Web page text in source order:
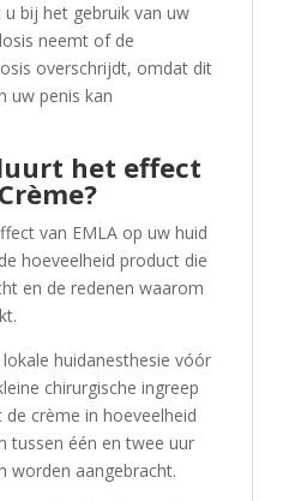
bij het gebruik van uw
neemt of de
overschrijdt, omdat dit
uw penis kan
het effect
van EMLA op uw huid
hoeveelheid product die
en de redenen waarom
huidanesthesie vóór
chirurgische ingreep
crème in hoeveelheid
tussen één en twee uur
worden aangebracht.